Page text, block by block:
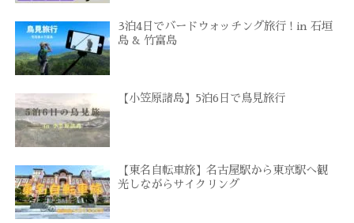
3泊4日でバードウォッチング旅行 ! in 石垣
島 & 竹富島
【小笠原諸島】5泊6日で鳥見旅行
【東名自転車旅】名古屋駅から東京駅へ観
光しながらサイクリング